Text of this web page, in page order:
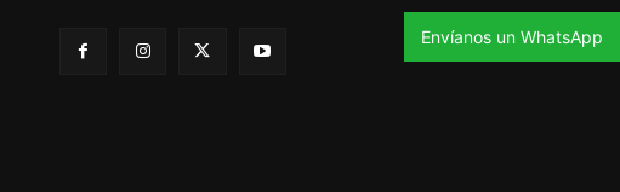
Envíanos un WhatsApp